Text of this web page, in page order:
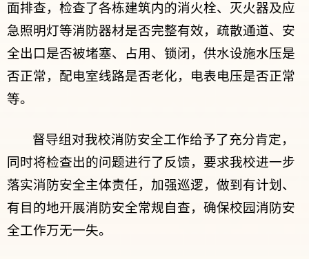
面排查，检查了各栋建筑内的消火栓、灭火器及应
急照明灯等消防器材是否完整有效，疏散通道、安
全出口是否被堵塞、占用、锁闭，供水设施水压是
否正常，配电室线路是否老化，电表电压是否正常
等。
督导组对我校消防安全工作给予了充分肯定，
同时将检查出的问题进行了反馈，要求我校进一步
落实消防安全主体责任，加强巡逻，做到有计划、
有目的地开展消防安全常规自查，确保校园消防安
全工作万无一失。